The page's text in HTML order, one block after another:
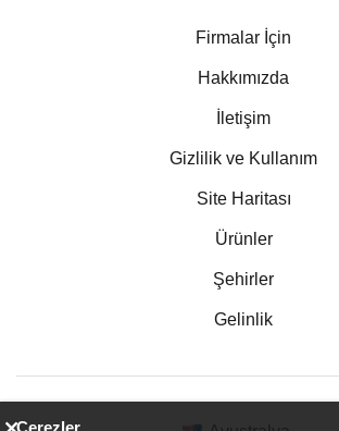
Firmalar İçin
Hakkımızda
İletişim
Gizlilik ve Kullanım
Site Haritası
Ürünler
Şehirler
Gelinlik
Çerezler